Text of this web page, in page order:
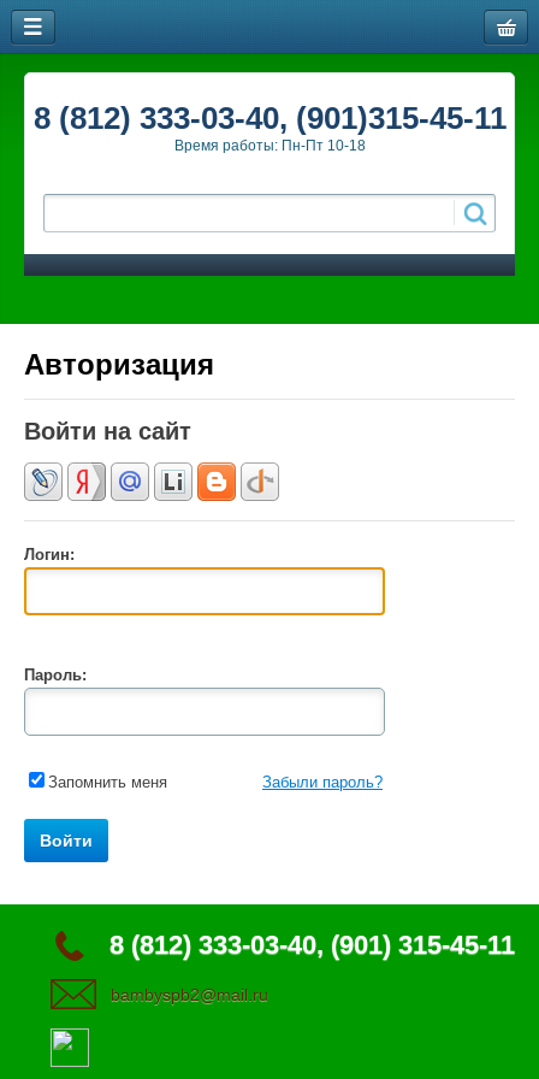
8 (812) 333-03-40, (901)315-45-11
Время работы: Пн-Пт 10-18
Авторизация
Войти на сайт
Логин:
Пароль:
Запомнить меня Забыли пароль?
8 (812) 333-03-40, (901) 315-45-11
bambyspb2@mail.ru